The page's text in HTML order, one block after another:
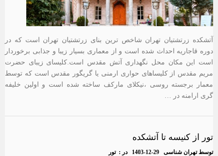
آتشکده زرتشتیان تهران شاخص ترین بنای زرتشتیان تهران است که در
دوره قاجاریه احداث شده است و از معماری بسیار زیبا و جذابی برخوردار
است این مکان محل نگهداری آتش مقدس است.کلیسای زیبای حضرت
مریم مقدس از کلیساهای حواری ارمنی یا گریگور مقدس است که توسط
معمار برجسته روسی ،نیکلای مارکف ساخته شده است و اولین خلیفه
گری ارامنه در …
تور از کنیسه تا آتشکده
توسطتهران شناسی 1403-12-29 در :تور